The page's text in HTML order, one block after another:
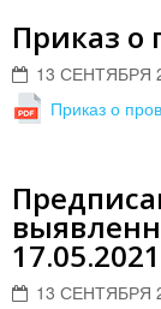
Приказ о
13 СЕНТЯБРЯ
Приказ о
13 СЕНТЯБРЯ